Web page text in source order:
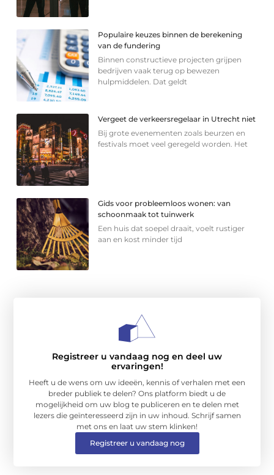
Populaire keuzes binnen de berekening
van de fundering
Binnen constructieve projecten grijpen
bedrijven vaak terug op bewezen
hulpmiddelen. Dat geldt
Vergeet de verkeersregelaar in Utrecht niet
Bij grote evenementen zoals beurzen en
festivals moet veel geregeld worden. Het
Gids voor probleemloos wonen: van
schoonmaak tot tuinwerk
Een huis dat soepel draait, voelt rustiger
aan en kost minder tijd
Registreer u vandaag nog en deel uw
ervaringen!
Heeft u de wens om uw ideeën, kennis of verhalen met een
breder publiek te delen? Ons platform biedt u de
mogelijkheid om uw blog te publiceren en te delen met
lezers die geïnteresseerd zijn in uw inhoud. Schrijf samen
met ons en laat uw stem klinken!
Registreer u vandaag nog